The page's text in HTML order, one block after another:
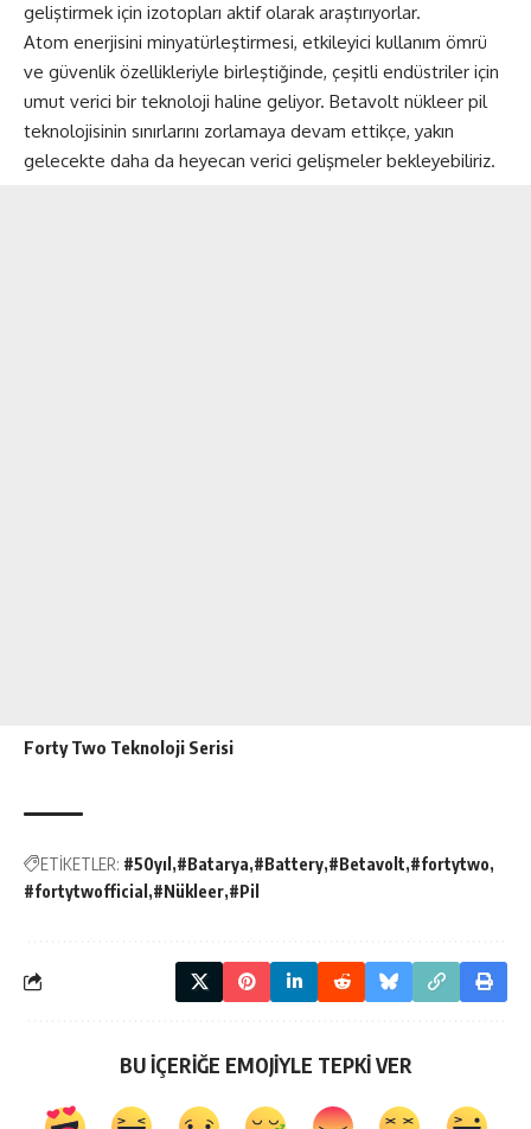
geliştirmek için izotopları aktif olarak araştırıyorlar.
Atom enerjisini minyatürleştirmesi, etkileyici kullanım ömrü
ve güvenlik özellikleriyle birleştiğinde, çeşitli endüstriler için
umut verici bir teknoloji haline geliyor. Betavolt nükleer pil
teknolojisinin sınırlarını zorlamaya devam ettikçe, yakın
gelecekte daha da heyecan verici gelişmeler bekleyebiliriz.
Forty Two Teknoloji Serisi
ETİKETLER: #50yıl #Batarya #Battery #Betavolt #fortytwo
#fortytwofficial #Nükleer #Pil
BU İÇERİĞE EMOJİYLE TEPKİ VER